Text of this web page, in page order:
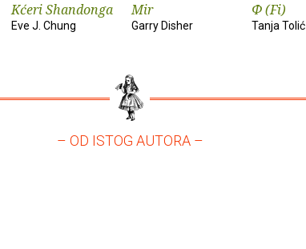
Kćeri Shandonga
Eve J. Chung
Mir
Garry Disher
Φ (Fi)
Tanja Tolić
– OD ISTOG AUTORA –